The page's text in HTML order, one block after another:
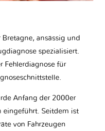
ansässig und
spezialisiert.
Fehlerdiagnose für
Anfang der 2000er
eingeführt. Seitdem ist
von Fahrzeugen